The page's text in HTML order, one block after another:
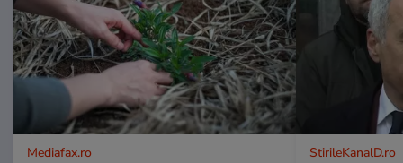
Mediafax.ro StirileKanalD.ro